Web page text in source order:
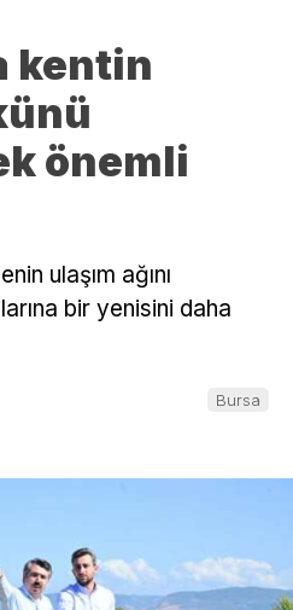
kentin
önemli
ulaşım ağını
bir yenisini daha
Bursa